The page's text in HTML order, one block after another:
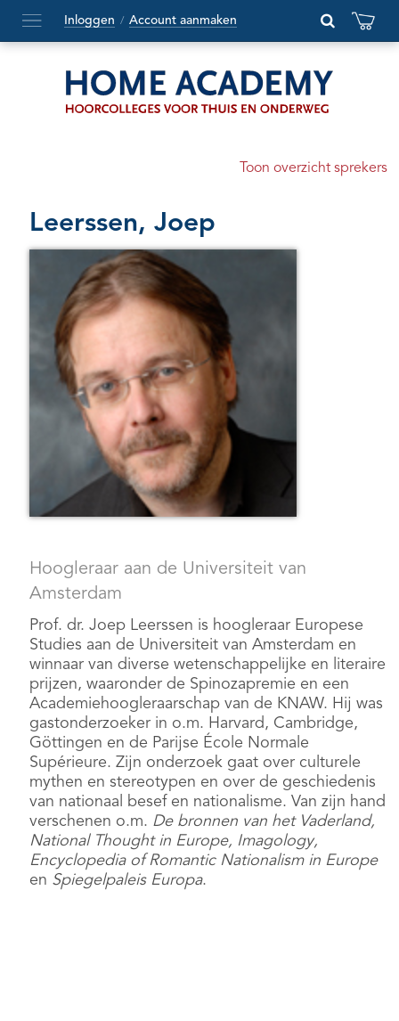
Hoofdmenu
openen
Inloggen / Account aanmaken
Toon overzicht sprekers
Leerssen, Joep
Hoogleraar aan de Universiteit van
Amsterdam
Prof. dr. Joep Leerssen is hoogleraar Europese
Studies aan de Universiteit van Amsterdam en
winnaar van diverse wetenschappelijke en literaire
prijzen, waaronder de Spinozapremie en een
Academiehoogleraarschap van de KNAW. Hij was
gastonderzoeker in o.m. Harvard, Cambridge,
Göttingen en de Parijse École Normale
Supérieure. Zijn onderzoek gaat over culturele
mythen en stereotypen en over de geschiedenis
van nationaal besef en nationalisme. Van zijn hand
verschenen o.m. De bronnen van het Vaderland,
National Thought in Europe, Imagology,
Encyclopedia of Romantic Nationalism in Europe
en Spiegelpaleis Europa.